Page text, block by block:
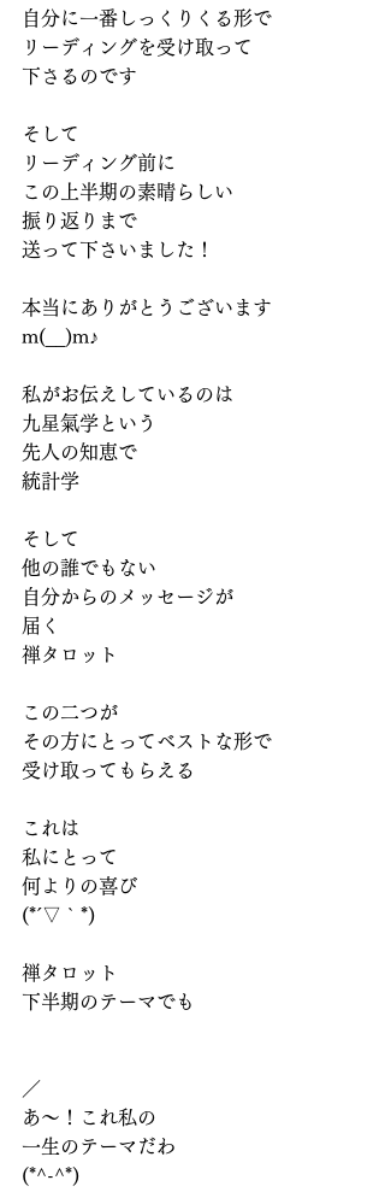
自分に一番しっくりくる形で
リーディングを受け取って
下さるのです
そして
リーディング前に
この上半期の素晴らしい
振り返りまで
送って下さいました！
本当にありがとうございます
m(__)m♪
私がお伝えしているのは
九星氣学という
先人の知恵で
統計学
そして
他の誰でもない
自分からのメッセージが
届く
禅タロット
この二つが
その方にとってベストな形で
受け取ってもらえる
これは
私にとって
何よりの喜び
(*´▽｀*)
禅タロット
下半期のテーマでも
／
あ～！これ私の
一生のテーマだわ
(*^-^*)